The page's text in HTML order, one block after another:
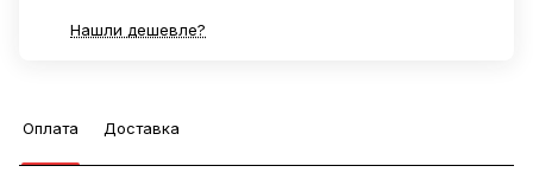
Нашли дешевле?
Оплата Доставка